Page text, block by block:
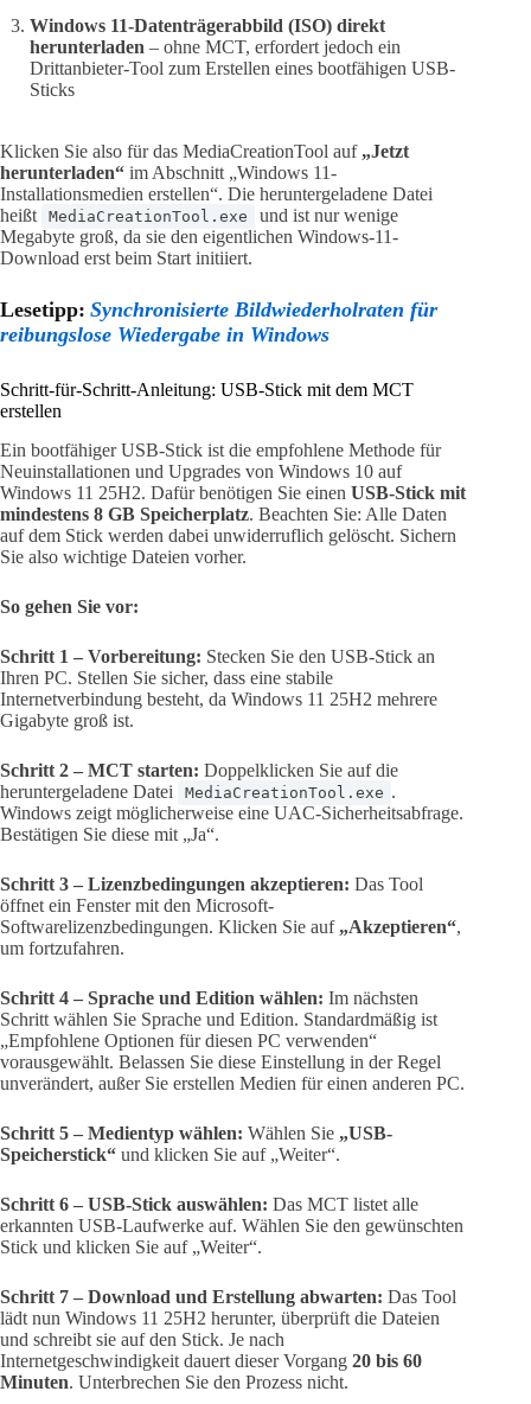
Windows 11-Datenträgerabbild (ISO) direkt
herunterladen – ohne MCT, erfordert jedoch ein
Drittanbieter-Tool zum Erstellen eines bootfähigen USB-
Sticks
Klicken Sie also für das MediaCreationTool auf „Jetzt
herunterladen“ im Abschnitt „Windows 11-
Installationsmedien erstellen“. Die heruntergeladene Datei
heißt
MediaCreationTool.exe
und ist nur wenige
Megabyte groß, da sie den eigentlichen Windows-11-
Download erst beim Start initiiert.
Lesetipp: Synchronisierte Bildwiederholraten für
reibungslose Wiedergabe in Windows
Schritt-für-Schritt-Anleitung: USB-Stick mit dem MCT
erstellen
Ein bootfähiger USB-Stick ist die empfohlene Methode für
Neuinstallationen und Upgrades von Windows 10 auf
Windows 11 25H2. Dafür benötigen Sie einen USB-Stick mit
mindestens 8 GB Speicherplatz. Beachten Sie: Alle Daten
auf dem Stick werden dabei unwiderruflich gelöscht. Sichern
Sie also wichtige Dateien vorher.
So gehen Sie vor:
Schritt 1 – Vorbereitung: Stecken Sie den USB-Stick an
Ihren PC. Stellen Sie sicher, dass eine stabile
Internetverbindung besteht, da Windows 11 25H2 mehrere
Gigabyte groß ist.
Schritt 2 – MCT starten: Doppelklicken Sie auf die
heruntergeladene Datei
MediaCreationTool.exe .
Windows zeigt möglicherweise eine UAC-Sicherheitsabfrage.
Bestätigen Sie diese mit „Ja“.
Schritt 3 – Lizenzbedingungen akzeptieren: Das Tool
öffnet ein Fenster mit den Microsoft-
Softwarelizenzbedingungen. Klicken Sie auf „Akzeptieren“,
um fortzufahren.
Schritt 4 – Sprache und Edition wählen: Im nächsten
Schritt wählen Sie Sprache und Edition. Standardmäßig ist
„Empfohlene Optionen für diesen PC verwenden“
vorausgewählt. Belassen Sie diese Einstellung in der Regel
unverändert, außer Sie erstellen Medien für einen anderen PC.
Schritt 5 – Medientyp wählen: Wählen Sie „USB-
Speicherstick“ und klicken Sie auf „Weiter“.
Schritt 6 – USB-Stick auswählen: Das MCT listet alle
erkannten USB-Laufwerke auf. Wählen Sie den gewünschten
Stick und klicken Sie auf „Weiter“.
Schritt 7 – Download und Erstellung abwarten: Das Tool
lädt nun Windows 11 25H2 herunter, überprüft die Dateien
und schreibt sie auf den Stick. Je nach
Internetgeschwindigkeit dauert dieser Vorgang 20 bis 60
Minuten. Unterbrechen Sie den Prozess nicht.